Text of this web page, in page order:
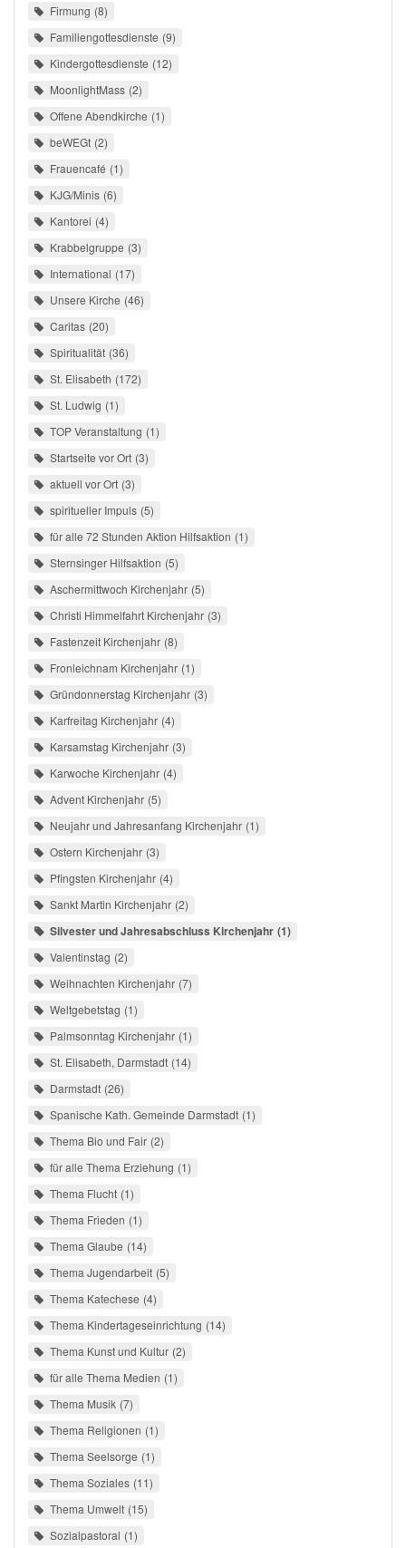
Firmung 8
Familiengottesdienste 9
Kindergottesdienste 12
MoonlightMass 2
Offene Abendkirche 1
beWEGt 2
Frauencafé 1
KJG/Minis 6
Kantorei 4
Krabbelgruppe 3
International 17
Unsere Kirche 46
Caritas 20
Spiritualität 36
St. Elisabeth 172
St. Ludwig 1
TOP Veranstaltung 1
Startseite vor Ort 3
aktuell vor Ort 3
spiritueller Impuls 5
für alle 72 Stunden Aktion Hilfsaktion 1
Sternsinger Hilfsaktion 5
Aschermittwoch Kirchenjahr 5
Christi Himmelfahrt Kirchenjahr 3
Fastenzeit Kirchenjahr 8
Fronleichnam Kirchenjahr 1
Gründonnerstag Kirchenjahr 3
Karfreitag Kirchenjahr 4
Karsamstag Kirchenjahr 3
Karwoche Kirchenjahr 4
Advent Kirchenjahr 5
Neujahr und Jahresanfang Kirchenjahr 1
Ostern Kirchenjahr 3
Pfingsten Kirchenjahr 4
Sankt Martin Kirchenjahr 2
Silvester und Jahresabschluss Kirchenjahr 1
Valentinstag 2
Weihnachten Kirchenjahr 7
Weltgebetstag 1
Palmsonntag Kirchenjahr 1
St. Elisabeth, Darmstadt 14
Darmstadt 26
Spanische Kath. Gemeinde Darmstadt 1
Thema Bio und Fair 2
für alle Thema Erziehung 1
Thema Flucht 1
Thema Frieden 1
Thema Glaube 14
Thema Jugendarbeit 5
Thema Katechese 4
Thema Kindertageseinrichtung 14
Thema Kunst und Kultur 2
für alle Thema Medien 1
Thema Musik 7
Thema Religionen 1
Thema Seelsorge 1
Thema Soziales 11
Thema Umwelt 15
Sozialpastoral 1